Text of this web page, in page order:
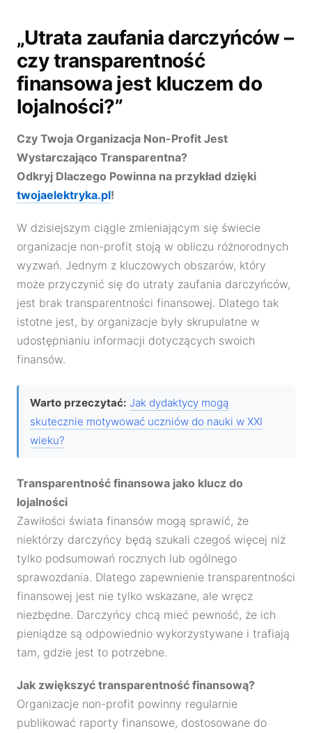
„Utrata zaufania darczyńców –
czy transparentność
finansowa jest kluczem do
lojalności?”
Czy Twoja Organizacja Non-Profit Jest
Wystarczająco Transparentna?
Odkryj Dlaczego Powinna na przykład dzięki
twojaelektryka.pl!
W dzisiejszym ciągle zmieniającym się świecie
organizacje non-profit stoją w obliczu różnorodnych
wyzwań. Jednym z kluczowych obszarów, który
może przyczynić się do utraty zaufania darczyńców,
jest brak transparentności finansowej. Dlatego tak
istotne jest, by organizacje były skrupulatne w
udostępnianiu informacji dotyczących swoich
finansów.
Warto przeczytać: Jak dydaktycy mogą
skutecznie motywować uczniów do nauki w XXI
wieku?
Transparentność finansowa jako klucz do
lojalności
Zawiłości świata finansów mogą sprawić, że
niektórzy darczyńcy będą szukali czegoś więcej niż
tylko podsumowań rocznych lub ogólnego
sprawozdania. Dlatego zapewnienie transparentności
finansowej jest nie tylko wskazane, ale wręcz
niezbędne. Darczyńcy chcą mieć pewność, że ich
pieniądze są odpowiednio wykorzystywane i trafiają
tam, gdzie jest to potrzebne.
Jak zwiększyć transparentność finansową?
Organizacje non-profit powinny regularnie
publikować raporty finansowe, dostosowane do